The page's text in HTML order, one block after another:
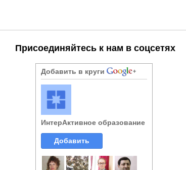
Присоединяйтесь к нам в соцсетях
Добавить в круги
ИнтерАктивное образование
Добавить